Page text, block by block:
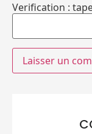
Verification :